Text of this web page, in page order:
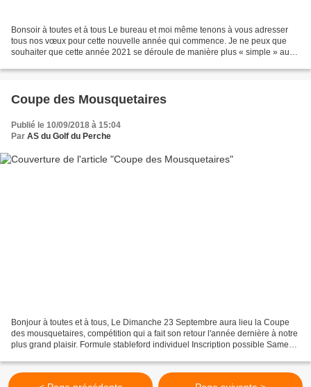
Bonsoir à toutes et à tous Le bureau et moi même tenons à vous adresser
tous nos vœux pour cette nouvelle année qui commence. Je ne peux que
souhaiter que cette année 2021 se déroule de manière plus « simple » au
Coupe des Mousquetaires
Publié le 10/09/2018 à 15:04
Par AS du Golf du Perche
Bonjour à toutes et à tous, Le Dimanche 23 Septembre aura lieu la Coupe
des mousquetaires, compétition qui a fait son retour l'année dernière à notre
plus grand plaisir. Formule stableford individuel Inscription possible Samedi